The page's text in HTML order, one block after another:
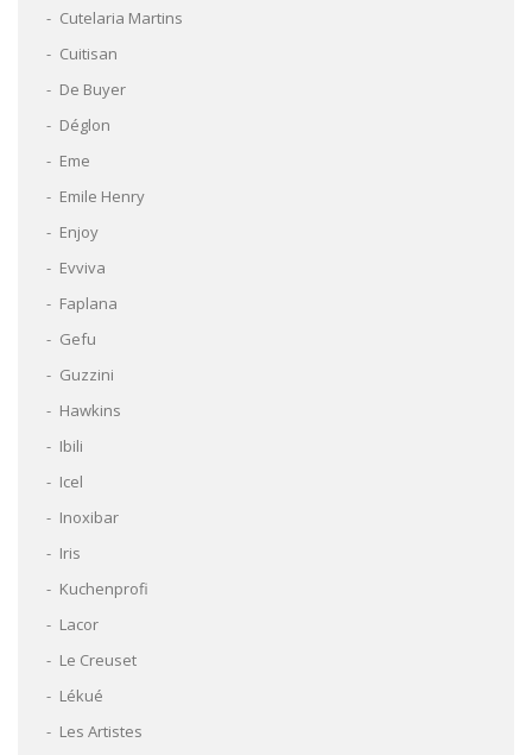
Cutelaria Martins
Cuitisan
De Buyer
Déglon
Eme
Emile Henry
Enjoy
Evviva
Faplana
Gefu
Guzzini
Hawkins
Ibili
Icel
Inoxibar
Iris
Kuchenprofi
Lacor
Le Creuset
Lékué
Les Artistes